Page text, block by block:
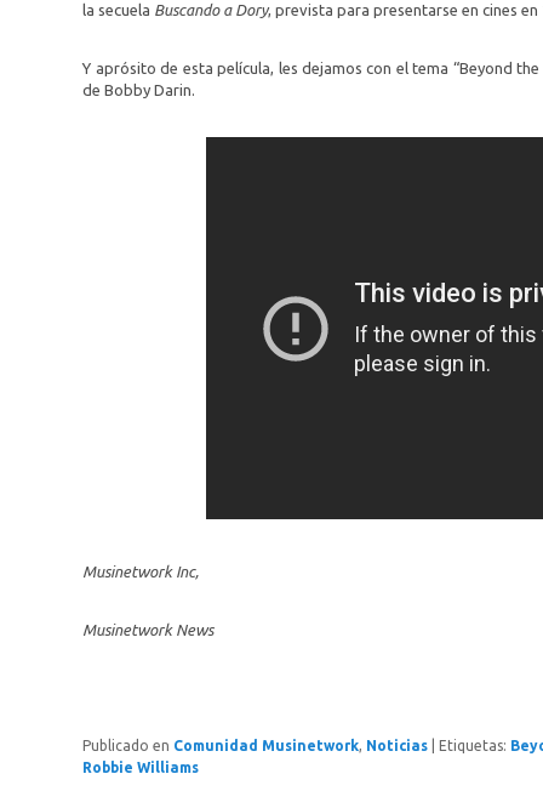
la secuela Buscando a Dory, prevista para presentarse en cines en
Y aprósito de esta película, les dejamos con el tema “Beyond
de Bobby Darin.
Musinetwork Inc,
Musinetwork News
Publicado en Comunidad Musinetwork, Noticias |Etiquetas:
Robbie Williams